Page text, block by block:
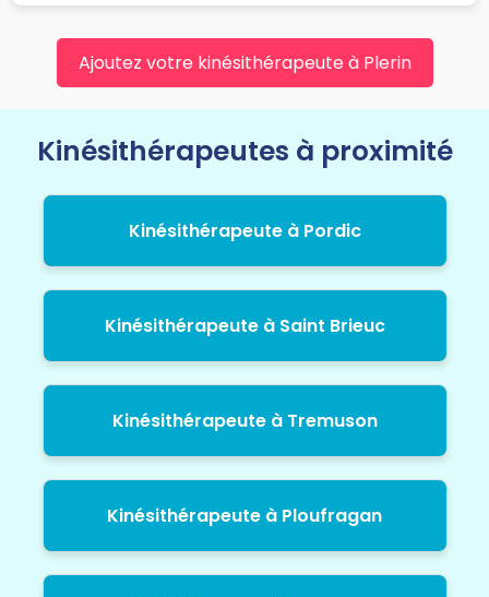
Ajoutez votre kinésithérapeute à Plerin
Kinésithérapeutes à proximité
Kinésithérapeute à Pordic
Kinésithérapeute à Saint Brieuc
Kinésithérapeute à Tremuson
Kinésithérapeute à Ploufragan